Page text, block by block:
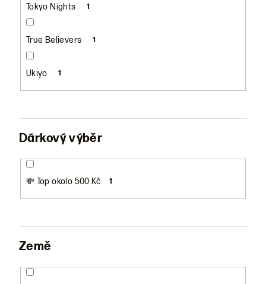
Tokyo Nights 1
True Believers 1
Ukiyo 1
Dárkový výběr
💸 Top okolo 500 Kč 1
Země